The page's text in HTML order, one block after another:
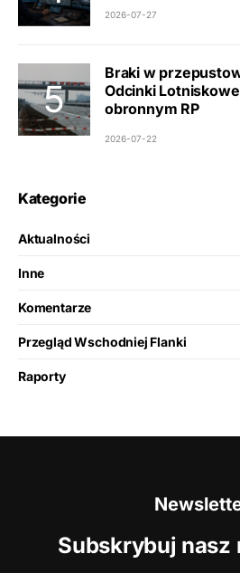
2026-07-27
Braki w
Odcinki
obronnym RP
2026-07-22
Kategorie
Aktualności
Inne
Komentarze
Przegląd Wschodniej Flanki
Raporty
Subskrybuj nasz